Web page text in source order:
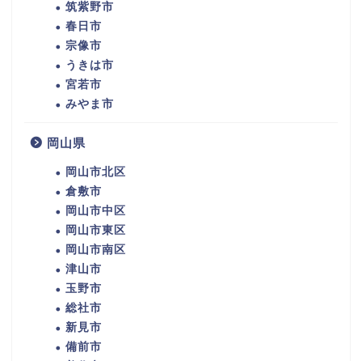
筑紫野市
春日市
宗像市
うきは市
宮若市
みやま市
岡山県
岡山市北区
倉敷市
岡山市中区
岡山市東区
岡山市南区
津山市
玉野市
総社市
新見市
備前市